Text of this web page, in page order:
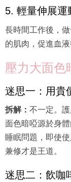
5. 輕量伸展運
長時間工作後，
的肌肉，促進血
壓力大面色
迷思一：用貴
拆解： 不一定。
面色暗啞源於身
睡眠問題，即使
兼修才是王道。
迷思二：飲咖